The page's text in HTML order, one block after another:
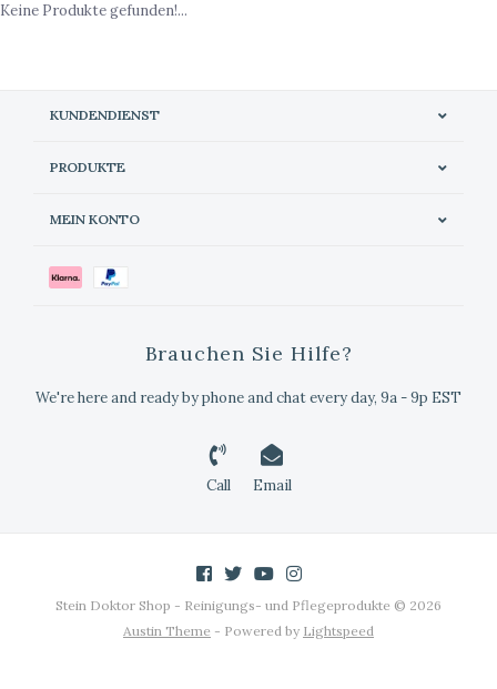
Keine Produkte gefunden!...
KUNDENDIENST
PRODUKTE
MEIN KONTO
Brauchen Sie Hilfe?
We're here and ready by phone and chat every day, 9a - 9p EST
Call Email
Stein Doktor Shop - Reinigungs- und Pflegeprodukte © 2026
Austin Theme - Powered by Lightspeed